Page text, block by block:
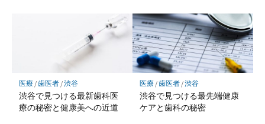
医療/歯医者/渋谷
渋谷で見つける最新歯科医
療の秘密と健康美への近道
医療/歯医者/渋谷
渋谷で見つける最先端健康
ケアと歯科の秘密